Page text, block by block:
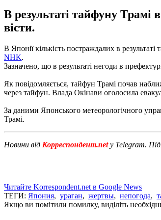
В результаті тайфуну
вісти.
В Японії кількість постраждалих в
NHK.
Зазначено, що в результаті негоди в
Як повідомляється, тайфун Трамі почав
через тайфун. Влада Окінави оголосила
За даними Японського метеорологічного
Трамі.
Новини від Корреспондент.netу Telegram.
Читайте Korrespondent.net в Google News
ТЕГИ: Япония, ураган, жертвы, непогода,
Якщо ви помітили помилку, виділіть